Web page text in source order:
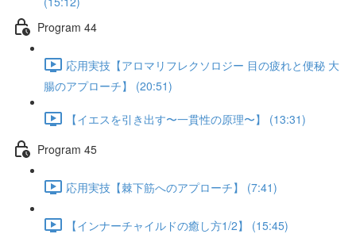
Program 44
応用実技【アロマリフレクソロジー 目の疲れと便秘 大
腸のアプローチ】 (20:51)
【イエスを引き出す〜一貫性の原理〜】 (13:31)
Program 45
応用実技【棘下筋へのアプローチ】 (7:41)
【インナーチャイルドの癒し方1/2】 (15:45)